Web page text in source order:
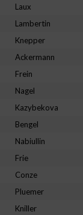
Laux
Lambertin
Knepper
Ackermann
Frein
Nagel
Kazybekova
Bengel
Nabiullin
Frie
Conze
Pluemer
Kniller
von Inhalten
personalisierter